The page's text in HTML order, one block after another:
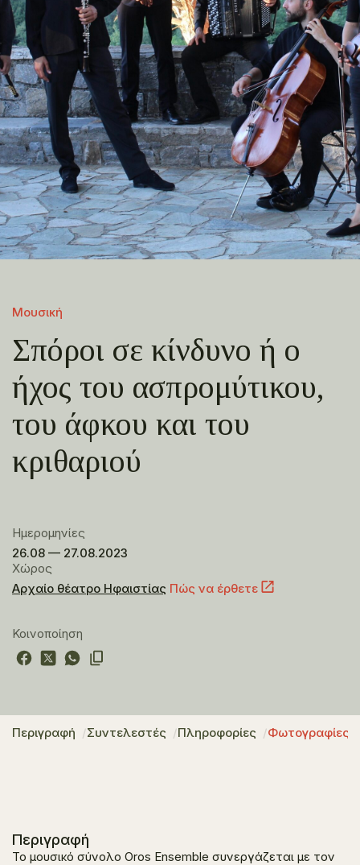
Μουσική
Σπόροι σε κίνδυνο ή ο
ήχος του ασπρομύτικου,
του άφκου και του
κριθαριού
Ημερομηνίες
26.08 — 27.08.2023
Χώρος
Αρχαίο θέατρο Ηφαιστίας Πώς να έρθετε
Κοινοποίηση
Περιγραφή Συντελεστές Πληροφορίες Φωτογραφίες
Περιγραφή
Το μουσικό σύνολο Oros Ensemble συνεργάζεται με τον